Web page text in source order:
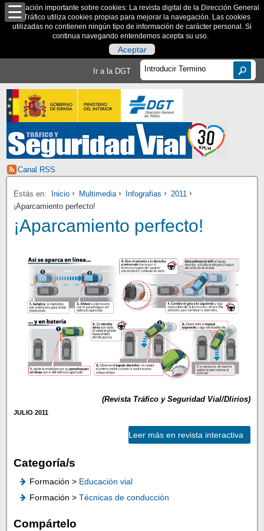
Información importante sobre cookies: La revista digital de la Dirección General
de Tráfico utiliza cookies propias para mejorar la navegación. Las cookies
utilizadas no contienen ningún tipo de información de carácter personal. Si
continua navegando entendemos acepta su uso.
Aceptar
Ir a la DGT
Canal RSS
Estás en: Inicio Multimedia Infografias
2011
¡Aparcamiento perfecto!
¡Aparcamiento perfecto!
(Revista Tráfico y Seguridad Vial/Dlirios)
JULIO 2011
Leer más en revista interactiva
Categoría/s
Formación > Educación vial
Formación > Técnicas de conducción
Compártelo